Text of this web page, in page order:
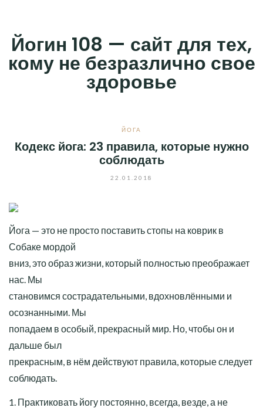
content
Йогин 108 — сайт для тех,
кому не безразлично свое
здоровье
ЙОГА
Кодекс йога: 23 правила, которые нужно
соблюдать
22.01.2018
Йога — это не просто поставить стопы на коврик в
Собаке мордой
вниз, это образ жизни, который полностью преображает
нас. Мы
становимся сострадательными, вдохновлёнными и
осознанными. Мы
попадаем в особый, прекрасный мир. Но, чтобы он и
дальше был
прекрасным, в нём действуют правила, которые следует
соблюдать.
1. Практиковать йогу постоянно, всегда, везде, а не